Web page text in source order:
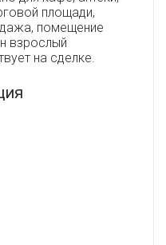
площади,
помещение
взрослый
на сделке.